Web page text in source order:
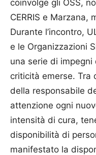
coinvolge gli OSS,
CERRIS e Marzana,
Durante l’incontro,
e le Organizzazioni
una serie di
criticità emerse. Tra
della responsabile
attenzione ogni
intensità di cura,
disponibilità di
manifestato la